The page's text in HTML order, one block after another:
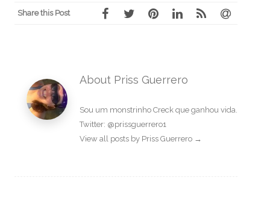
Share this Post
About Priss Guerrero
Sou um monstrinho Creck que ganhou vida.
Twitter: @prissguerrero1
View all posts by Priss Guerrero →